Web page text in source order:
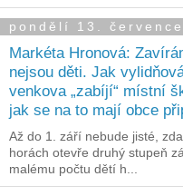
pondělí 13.
Markéta Hronová:
nejsou děti. Jak
venkova „zabíjí“ místní
jak se na to mají obce
Až do 1. září nebude jisté,
horách otevře druhý stupeň
malému počtu dětí h...